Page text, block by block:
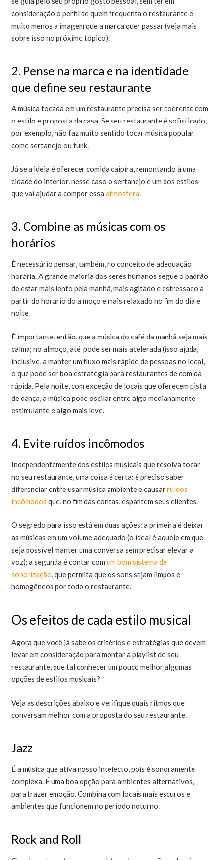
consideração o perfil de quem frequenta o restaurante e
muito menos a imagem que a marca quer passar (veja mais
sobre isso no próximo tópico).
2. Pense na marca e na identidade
que define seu restaurante
A música tocada em um restaurante precisa ser coerente com
o estilo e proposta da casa. Se seu restaurante é sofisticado,
por exemplo, não faz muito sentido tocar música popular
como sertanejo ou funk.
Já se a ideia é oferecer comida caipira, remontando à uma
cidade do interior, nesse caso o sertanejo é um dos estilos
que vai ajudar a compor essa atmosfera.
3. Combine as músicas com os
horários
É necessário pensar, também, no conceito de adequação
horária. A grande maioria dos seres humanos segue o padrão
de estar mais lento pela manhã, mais agitado e estressado a
partir do horário do almoço e mais relaxado no fim do dia e
noite.
É importante, então, que a música do café da manhã seja mais
calma; no almoço, até pode ser mais acelerada (isso ajuda,
inclusive, a manter um fluxo mais rápido de pessoas no local,
o que pode ser boa estratégia para restaurantes de comida
rápida. Pela noite, com exceção de locais que oferecem pista
de dança, a música pode oscilar entre algo medianamente
estimulante e algo mais leve.
4. Evite ruídos incômodos
Independentemente dos estilos musicais que resolva tocar
no seu restaurante, uma coisa é certa: é preciso saber
diferenciar entre usar música ambiente e causarruídos
incômodos que, no fim das contas, espantem seus clientes.
O segredo para isso está em duas ações: a primeira é deixar
as músicas em um volume adequado (o ideal é aquele em que
seja possível manter uma conversa sem precisar elevar a
voz); a segunda é contar com um bom sistema de
sonorização, que permita que os sons sejam limpos e
homogêneos por todo o restaurante.
Os efeitos de cada estilo musical
Agora que você já sabe os critérios e estratégias que devem
levar em consideração para montar a playlist do seu
restaurante, que tal conhecer um pouco melhor algumas
opções de estilos musicais?
Veja as descrições abaixo e verifique quais ritmos que
conversam melhor com a proposta do seu restaurante.
Jazz
É a música que ativa nosso intelecto, pois é sonoramente
complexa. É uma boa opção para ambientes alternativos,
para trazer emoção. Combina com locais mais escuros e
ambientes que funcionem no período noturno.
Rock and Roll